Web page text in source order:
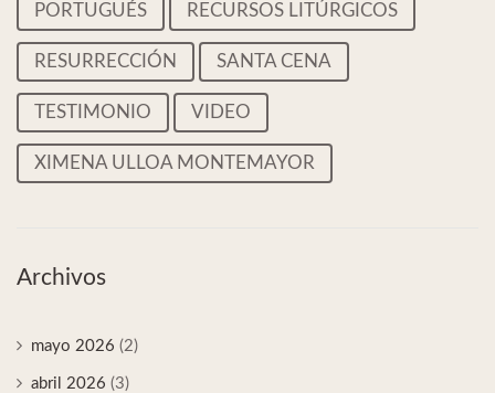
PORTUGUÉS RECURSOS LITÚRGICOS
RESURRECCIÓN SANTA CENA
TESTIMONIO VIDEO
XIMENA ULLOA MONTEMAYOR
Archivos
mayo 2026 (2)
abril 2026 (3)